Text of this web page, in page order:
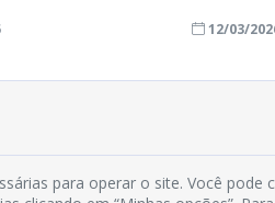
12/03/
Rua do Imperador, 78,
para operar o site. Você pode